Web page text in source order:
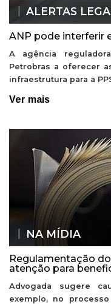
ALERTAS
ANP pode interferir
A agência
Petrobras a oferecer
infraestrutura para a
Ver mais
NA MÍDIA
Regulamentação
atenção para
Advogada sugere
exemplo, no